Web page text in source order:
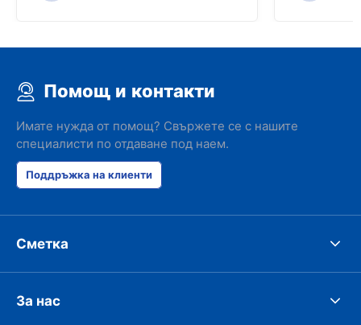
Помощ и контакти
Имате нужда от помощ? Свържете се с нашите
специалисти по отдаване под наем.
Поддръжка на клиенти
Сметка
За нас